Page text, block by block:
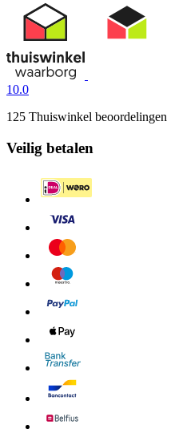
10.0
125 Thuiswinkel beoordelingen
Veilig betalen